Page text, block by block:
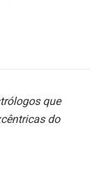
que
do